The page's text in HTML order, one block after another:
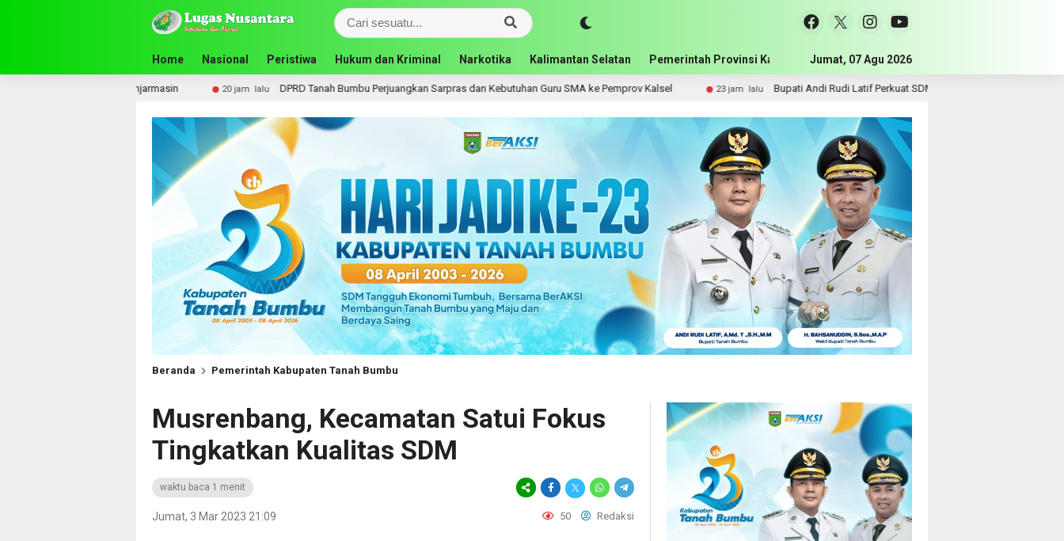
Home Nasional Peristiwa Hukum dan Kriminal Narkotika Kalimantan Selatan Pemerintah Provinsi Kalimantan Selatan Pemerintah Kabupaten Tanah
Jumat, 07 Agu 2026
DPRD Tanah Bumbu Perjuangkan Sarpras dan Kebutuhan Guru SMA ke Pemprov Kalsel 23 jam lalu Bupati Andi Rudi Latif Perkuat SDM, Disnakertrans Gelar Pelatihan Desain Grafis dan
Beranda Pemerintah Kabupaten Tanah Bumbu
Musrenbang, Kecamatan Satui Fokus
Tingkatkan Kualitas SDM
waktu baca 1 menit
Jumat, 3 Mar 2023 21:09 50 Redaksi